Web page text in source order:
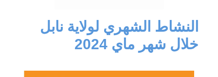
النشاط الشهري لولاية نابل
خلال شهر ماي 2024